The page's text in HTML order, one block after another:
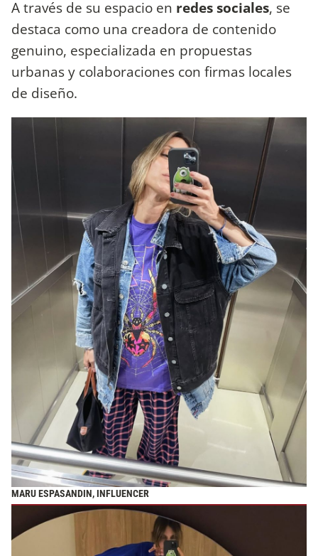
A través de su espacio en redes sociales, se
destaca como una creadora de contenido
genuino, especializada en propuestas
urbanas y colaboraciones con firmas locales
de diseño.
MARU ESPASANDIN, INFLUENCER